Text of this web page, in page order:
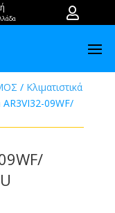

/ Κλιματιστικά
09WF/